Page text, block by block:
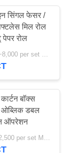
12
सिंगल फेसर /
मिल रोल
पेपर रोल
USD 60,000~8,000 per set MOQ:एक सेट
बॉक्स
ओब्लिक डबल
ऑपरेशन
USD 1,500~2,500 per set MOQ:एक सेट